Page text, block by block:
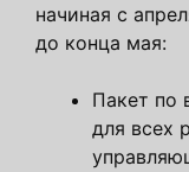
начиная с
до конца мая:
Пакет по
для всех